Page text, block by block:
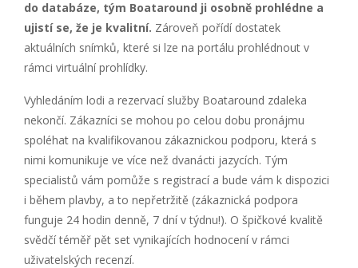
do databáze, tým Boataround ji osobně prohlédne a
ujistí se, že je kvalitní. Zároveň pořídí dostatek
aktuálních snímků, které si lze na portálu prohlédnout v
rámci virtuální prohlídky.
Vyhledáním lodi a rezervací služby Boataround zdaleka
nekončí. Zákazníci se mohou po celou dobu pronájmu
spoléhat na kvalifikovanou zákaznickou podporu, která s
nimi komunikuje ve více než dvanácti jazycích. Tým
specialistů vám pomůže s registrací a bude vám k dispozici
i během plavby, a to nepřetržitě (zákaznická podpora
funguje 24 hodin denně, 7 dní v týdnu!). O špičkové kvalitě
svědčí téměř pět set vynikajících hodnocení v rámci
uživatelských recenzí.